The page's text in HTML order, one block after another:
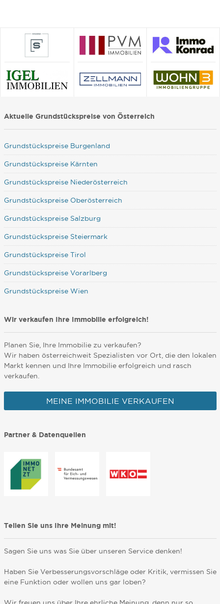
Aktuelle Grundstückspreise von Österreich
Grundstückspreise Burgenland
Grundstückspreise Kärnten
Grundstückspreise Niederösterreich
Grundstückspreise Oberösterreich
Grundstückspreise Salzburg
Grundstückspreise Steiermark
Grundstückspreise Tirol
Grundstückspreise Vorarlberg
Grundstückspreise Wien
Wir verkaufen Ihre Immobilie erfolgreich!
Planen Sie, Ihre Immobilie zu verkaufen?
Wir haben österreichweit Spezialisten vor Ort, die den lokalen
Markt kennen und Ihre Immobilie erfolgreich und rasch
verkaufen.
MEINE IMMOBILIE VERKAUFEN
Partner & Datenquellen
Teilen Sie uns Ihre Meinung mit!
Sagen Sie uns was Sie über unseren Service denken!
Haben Sie Verbesserungsvorschläge oder Kritik, vermissen Sie
eine Funktion oder wollen uns gar loben?